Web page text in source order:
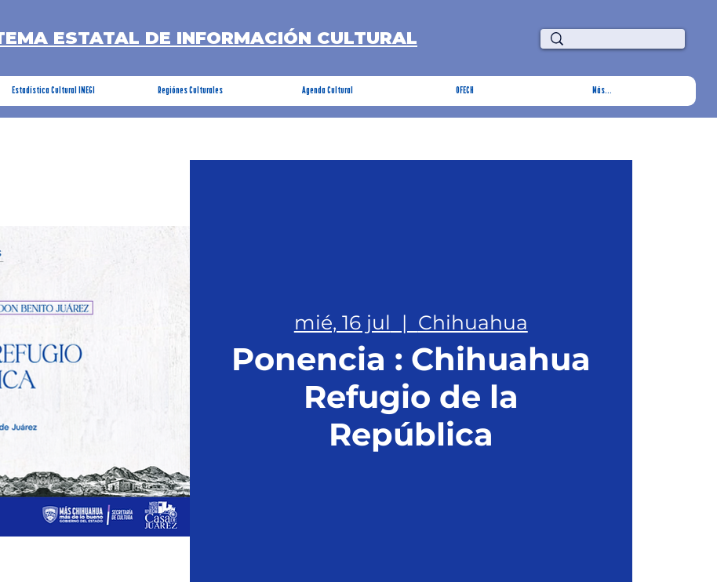
ESTATAL DE INFORMACIÓN CULTURAL
Estadística Cultural INEGI Regiónes Culturales Agenda Cultural OFECH Más...
mié, 16 jul
  |
Chihuahua
Ponencia : Chihuahua
Refugio de la
República